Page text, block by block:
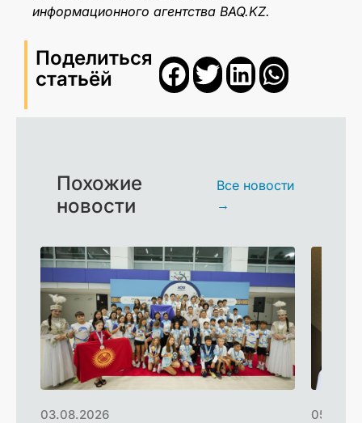
информационного агентства BAQ.KZ.
Поделиться
статьёй
Похожие
новости
Все новости
→
03.08.2026